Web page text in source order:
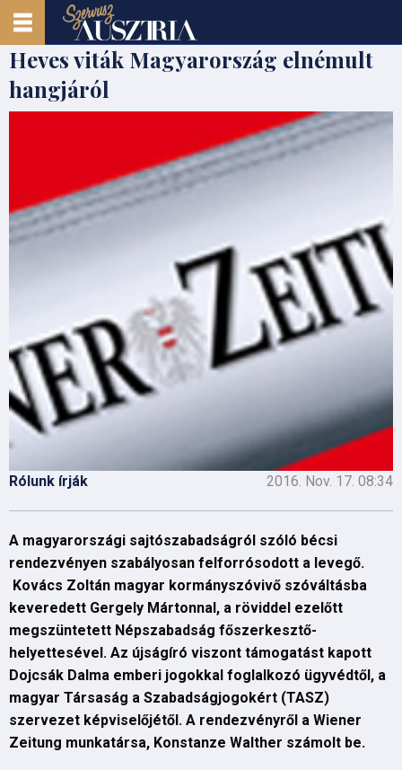
Heves viták Magyarország elnémult
hangjáról
Rólunk írják 2016. Nov. 17. 08:34
A magyarországi sajtószabadságról szóló bécsi
rendezvényen szabályosan felforrósodott a levegő.
Kovács Zoltán magyar kormányszóvivő szóváltásba
keveredett Gergely Mártonnal, a röviddel ezelőtt
megszüntetett Népszabadság főszerkesztő-
helyettesével. Az újságíró viszont támogatást kapott
Dojcsák Dalma emberi jogokkal foglalkozó ügyvédtől, a
magyar Társaság a Szabadságjogokért (TASZ)
szervezet képviselőjétől. A rendezvényről a Wiener
Zeitung munkatársa, Konstanze Walther számolt be.